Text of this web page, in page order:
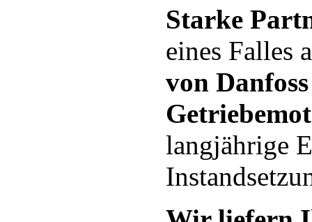
Starke
eines Falles
von
langjährige